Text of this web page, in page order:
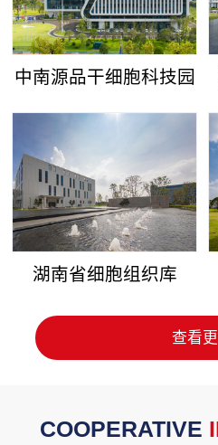
中南源品干细胞科技园
湖南省细胞组织库
查看
COOPERATIVE